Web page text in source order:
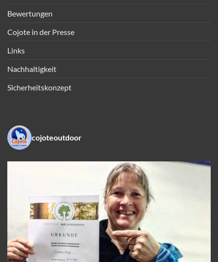
Bewertungen
Cojote in der Presse
Links
Nachhaltigkeit
Sicherheitskonzept
cojoteoutdoor